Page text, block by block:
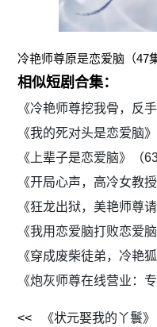
冷艳师尊原是恋爱脑（47
相似短剧合集：
《我的死对头是恋爱脑
《上辈子是恋爱脑》（
《我用恋爱脑打败恋爱